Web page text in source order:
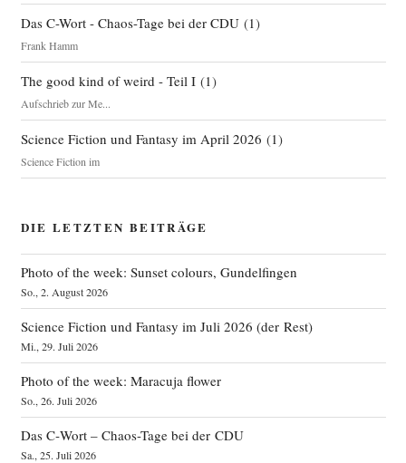
Das C-Wort - Chaos-Tage bei der CDU(1)
Frank Hamm
The good kind of weird - Teil I(1)
Aufschrieb zur Me...
Science Fiction und Fantasy im April 2026 (1)
Science Fiction im
DIE LETZTEN BEITRÄGE
Photo of the week: Sunset colours, Gundelfingen
So., 2. August 2026
Science Fiction und Fantasy im Juli 2026 (der Rest)
Mi., 29. Juli 2026
Photo of the week: Maracuja flower
So., 26. Juli 2026
Das C‑Wort – Chaos-Tage bei der CDU
Sa., 25. Juli 2026